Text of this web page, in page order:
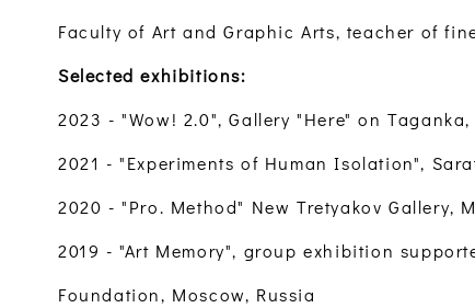
Faculty of Art and Graphic Arts, teacher of
Selected exhibitions:
2023 - "Wow! 2.0", Gallery "Here" on Taganka,
2021 - "Experiments of Human Isolation",
2020 - "Pro. Method" New Tretyakov Gallery,
2019 - "Art Memory", group exhibition
Foundation, Moscow, Russia